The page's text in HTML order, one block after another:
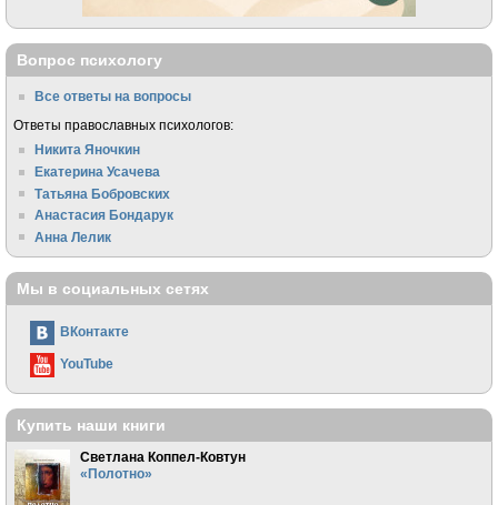
Вопрос психологу
Все ответы на вопросы
Ответы православных психологов:
Никита Яночкин
Екатерина Усачева
Татьяна Бобровских
Анастасия Бондарук
Анна Лелик
Мы в социальных сетях
ВКонтакте
YouTube
Купить наши книги
Светлана Коппел-Ковтун
«Полотно»